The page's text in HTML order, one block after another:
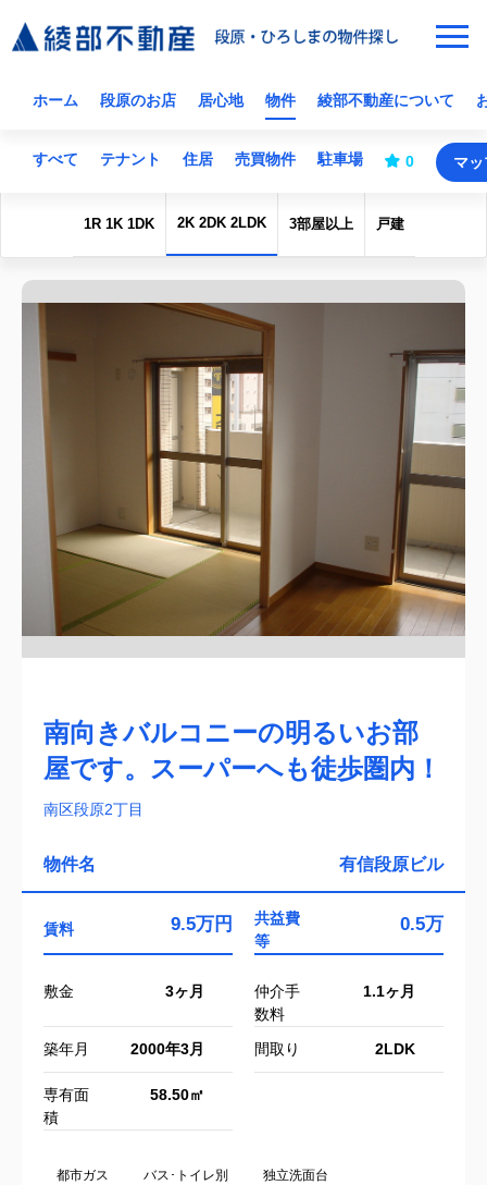
ホーム 段原のお店 居心地 物件 綾部不動産について
すべて テナント 住居 売買物件 駐車場 0 マッ
1R 1K 1DK 2K 2DK 2LDK 3部屋以上 戸建
南向きバルコニーの明るいお部
屋です。スーパーへも徒歩圏内！
南区段原2丁目
物件名 有信段原ビル
賃料 9.5万円
共益費
等
0.5万
敷金 3ヶ月
仲介手
数料
1.1ヶ月
築年月 2000年3月 間取り 2LDK
専有面
積
58.50㎡
都市ガス バス･トイレ別 独立洗面台